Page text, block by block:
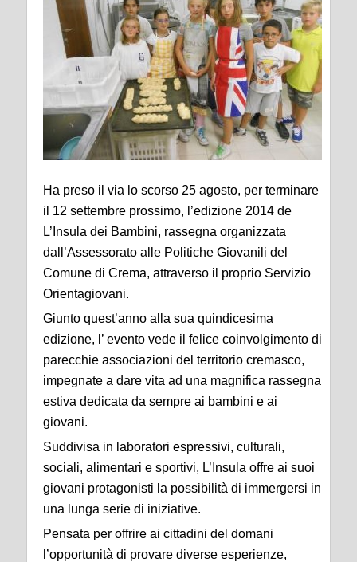
Ha preso il via lo scorso 25 agosto, per terminare
il 12 settembre prossimo, l’edizione 2014 de
L’Insula dei Bambini, rassegna organizzata
dall’Assessorato alle Politiche Giovanili del
Comune di Crema, attraverso il proprio Servizio
Orientagiovani.
Giunto quest’anno alla sua quindicesima
edizione, l’ evento vede il felice coinvolgimento di
parecchie associazioni del territorio cremasco,
impegnate a dare vita ad una magnifica rassegna
estiva dedicata da sempre ai bambini e ai
giovani.
Suddivisa in laboratori espressivi, culturali,
sociali, alimentari e sportivi, L’Insula offre ai suoi
giovani protagonisti la possibilità di immergersi in
una lunga serie di iniziative.
Pensata per offrire ai cittadini del domani
l’opportunità di provare diverse esperienze,